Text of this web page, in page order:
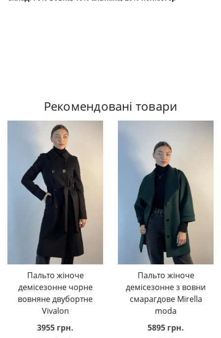
Рекомендовані товари
Пальто жіноче
демісезонне чорне
вовняне двубортне
Vivalon
3955 грн.
Пальто жіноче
демісезонне з вовни
смарагдове Mirella
moda
5895 грн.